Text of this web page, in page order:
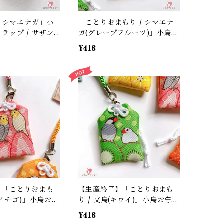
マエナガ」小
ラップ / サザンD
「ことりおまもり / シマエナ
ガ(グレープフルーツ)」小鳥お
守りストラップ / サザンDSク
【生産終了・在庫限り】
¥418
ことりおまも
チゴ)」小鳥お守
【生産終了】「ことりおまも
り / 文鳥(キウイ)」小鳥お守り
ストラップ / サザンDSクリエ
¥418